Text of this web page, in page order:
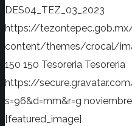
DES04_TEZ_03_2023
https://
content/themes/crocal/
150 150 Tesoreria Tesoreria
https://
s=96&d=mm&r=g
[featured_image]